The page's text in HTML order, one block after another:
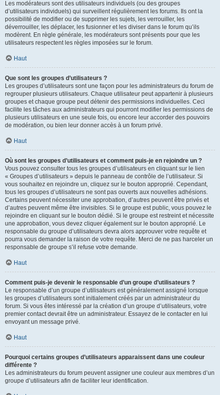
Les modérateurs sont des utilisateurs individuels (ou des groupes
d’utilisateurs individuels) qui surveillent régulièrement les forums. Ils ont la
possibilité de modifier ou de supprimer les sujets, les verrouiller, les
déverrouiller, les déplacer, les fusionner et les diviser dans le forum qu’ils
modèrent. En règle générale, les modérateurs sont présents pour que les
utilisateurs respectent les règles imposées sur le forum.
Haut
Que sont les groupes d’utilisateurs ?
Les groupes d’utilisateurs sont une façon pour les administrateurs du forum de
regrouper plusieurs utilisateurs. Chaque utilisateur peut appartenir à plusieurs
groupes et chaque groupe peut détenir des permissions individuelles. Ceci
facilite les tâches aux administrateurs qui pourront modifier les permissions de
plusieurs utilisateurs en une seule fois, ou encore leur accorder des pouvoirs
de modération, ou bien leur donner accès à un forum privé.
Haut
Où sont les groupes d’utilisateurs et comment puis-je en rejoindre un ?
Vous pouvez consulter tous les groupes d’utilisateurs en cliquant sur le lien
« Groupes d’utilisateurs » depuis le panneau de contrôle de l’utilisateur. Si
vous souhaitez en rejoindre un, cliquez sur le bouton approprié. Cependant,
tous les groupes d’utilisateurs ne sont pas ouverts aux nouvelles adhésions.
Certains peuvent nécessiter une approbation, d’autres peuvent être privés et
d’autres peuvent même être invisibles. Si le groupe est public, vous pouvez le
rejoindre en cliquant sur le bouton dédié. Si le groupe est restreint et nécessite
une approbation, vous devez cliquer également sur le bouton approprié. Le
responsable du groupe d’utilisateurs devra alors approuver votre requête et
pourra vous demander la raison de votre requête. Merci de ne pas harceler un
responsable de groupe s’il refuse votre demande.
Haut
Comment puis-je devenir le responsable d’un groupe d’utilisateurs ?
Le responsable d’un groupe d’utilisateurs est généralement assigné lorsque
les groupes d’utilisateurs sont initialement créés par un administrateur du
forum. Si vous êtes intéressé par la création d’un groupe d’utilisateurs, votre
premier contact devrait être un administrateur. Essayez de le contacter en lui
envoyant un message privé.
Haut
Pourquoi certains groupes d’utilisateurs apparaissent dans une couleur
différente ?
Les administrateurs du forum peuvent assigner une couleur aux membres d’un
groupe d’utilisateurs afin de faciliter leur identification.